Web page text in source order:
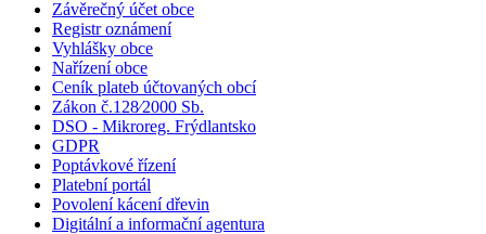
Závěrečný účet obce
Registr oznámení
Vyhlášky obce
Nařízení obce
Ceník plateb účtovaných obcí
Zákon č.128⁄2000 Sb.
DSO - Mikroreg. Frýdlantsko
GDPR
Poptávkové řízení
Platební portál
Povolení kácení dřevin
Digitální a informační agentura